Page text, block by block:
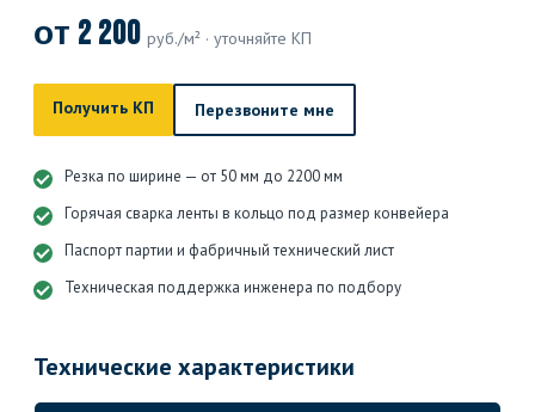
от 2 200 руб./м² · уточняйте КП
Получить КП Перезвоните мне
Резка по ширине — от 50 мм до 2200 мм
Горячая сварка ленты в кольцо под размер конвейера
Паспорт партии и фабричный технический лист
Техническая поддержка инженера по подбору
Технические характеристики